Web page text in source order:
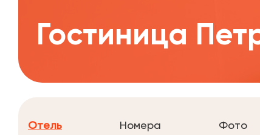
Гостиница
Отель Номера Фото